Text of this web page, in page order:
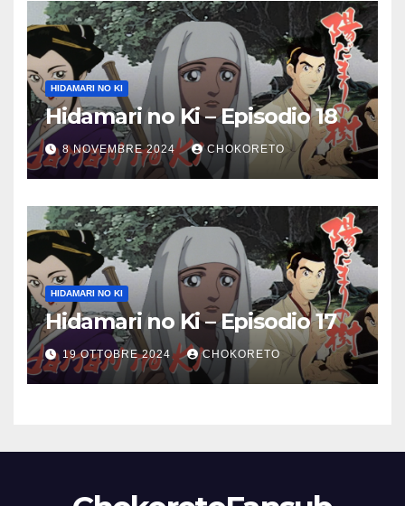
HIDAMARI NO KI
Hidamari no Ki – Episodio 18
8 NOVEMBRE 2024 CHOKORETO
HIDAMARI NO KI
Hidamari no Ki – Episodio 17
19 OTTOBRE 2024 CHOKORETO